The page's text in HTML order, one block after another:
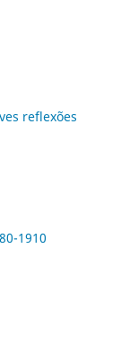
reflexões
1910